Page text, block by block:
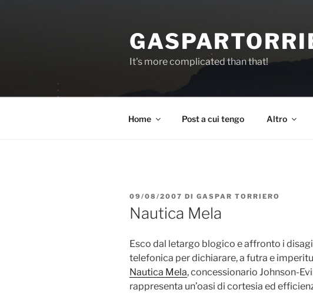
It's more complicated than that!
Home Post a cui tengo Altro
PUBBLICATO
IL
09/08/2007 DI GASPAR TORRIERO
Nautica Mela
Esco dal letargo blogico e affronto i
telefonica per dichiarare, a futra e
Nautica Mela, concessionario Johnson-
rappresenta un’oasi di cortesia ed